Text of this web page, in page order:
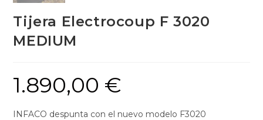
Tijera Electrocoup F 3020
MEDIUM
1.890,00 €
INFACO despunta con el nuevo modelo F3020